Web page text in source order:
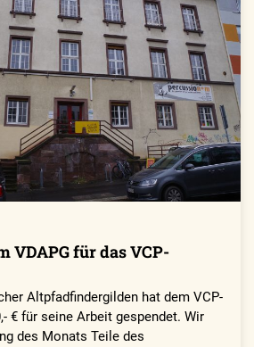
VDAPG für das VCP-
Altpfadfindergilden hat dem VCP-
€ für seine Arbeit gespendet. Wir
des Monats Teile des